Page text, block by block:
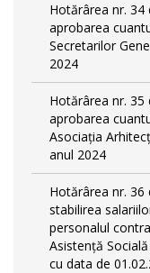
Hotărârea nr. 34
aprobarea
Secretarilor
2024
Hotărârea nr. 35
aprobarea
Asociația
anul 2024
Hotărârea nr. 36
stabilirea
personalul
Asistență
cu data de